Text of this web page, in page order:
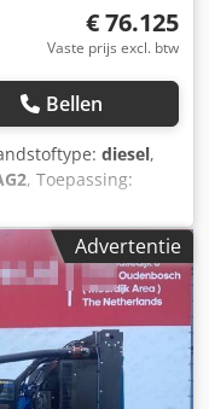
€ 76.125
Vaste prijs excl. btw
Bellen
diesel,
, Toepassing:
715 kVA
cm CE-markering:
CN Neem
= Extra
-
Advertentie